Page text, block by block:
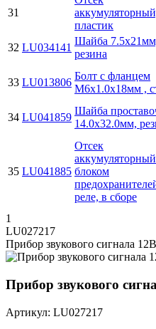
31
пластик
32 LU034141
Шайба
резина
33 LU013806
Болт с фланцем
M6х1.0х18мм ,
34 LU041859
Шайба
14.0x32.0мм,
35 LU041885
Отсек
блоком
реле, в сборе
1
LU027217
Прибор звукового сигнала 12В
Прибор звукового
Артикул: LU027217